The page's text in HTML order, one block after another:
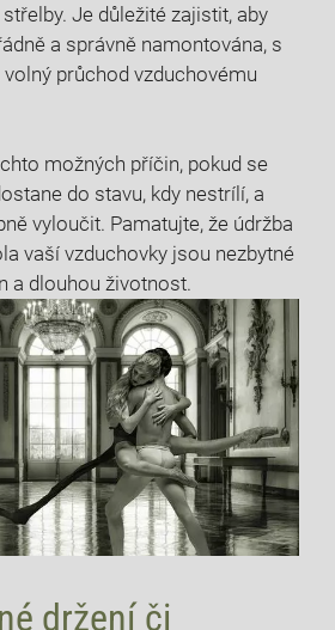
Je důležité zajistit, aby
a správně namontována, s
volný průchod vzduchovému
možných příčin, pokud se
do stavu, kdy nestrílí, a
vyloučit. Pamatujte, že údržba
vaší vzduchovky jsou nezbytné
a dlouhou životnost.
držení či